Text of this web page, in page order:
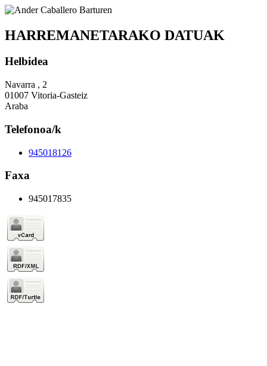
HARREMANETARAKO DATUAK
Helbidea
Navarra , 2
01007 Vitoria-Gasteiz
Araba
Telefonoa/k
945018126
Faxa
945017835